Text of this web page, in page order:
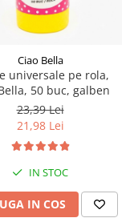
Ciao Bella
universale pe rola,
50 buc, galben
23,39 Lei
21,98 Lei
IN STOC
IN COS